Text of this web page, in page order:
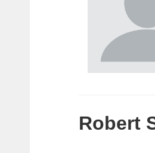
Robert